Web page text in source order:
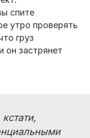
спите
утро проверять
груз
он застрянет